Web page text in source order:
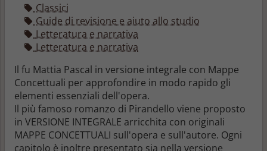
Classici
Guide di revisione e aiuto allo studio
Letteratura e narrativa
Letteratura e narrativa
Il fu Mattia Pascal in versione integrale con Mappe
Concettuali per approfondire in modo rapido gli
elementi essenziali dell'opera.
Il più famoso romanzo di Pirandello viene proposto
in VERSIONE INTEGRALE arricchita con originali
MAPPE CONCETTUALI sull'opera e sull'autore. Ogni
capitolo è inoltre presentato sia nella versione